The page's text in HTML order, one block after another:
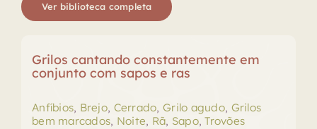
Ver biblioteca completa
Grilos cantando constantemente em
conjunto com sapos e ras
Anfíbios, Brejo, Cerrado,Grilo agudo, Grilos
bem marcados, Noite, Rã, Sapo,Trovões